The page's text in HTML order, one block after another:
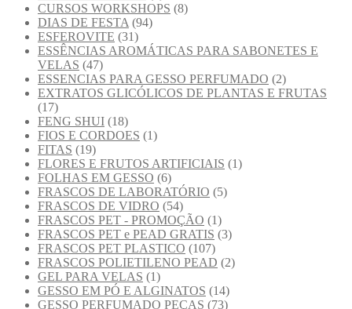
CURSOS WORKSHOPS (8)
DIAS DE FESTA (94)
ESFEROVITE (31)
ESSÊNCIAS AROMÁTICAS PARA SABONETES E
VELAS (47)
ESSENCIAS PARA GESSO PERFUMADO (2)
EXTRATOS GLICÓLICOS DE PLANTAS E FRUTAS
(17)
FENG SHUI (18)
FIOS E CORDOES (1)
FITAS (19)
FLORES E FRUTOS ARTIFICIAIS (1)
FOLHAS EM GESSO (6)
FRASCOS DE LABORATÓRIO (5)
FRASCOS DE VIDRO (54)
FRASCOS PET - PROMOÇÃO (1)
FRASCOS PET e PEAD GRATIS (3)
FRASCOS PET PLASTICO (107)
FRASCOS POLIETILENO PEAD (2)
GEL PARA VELAS (1)
GESSO EM PÓ E ALGINATOS (14)
GESSO PERFUMADO PEÇAS (73)